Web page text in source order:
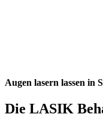
Augen lasern lassen in
Die LASIK